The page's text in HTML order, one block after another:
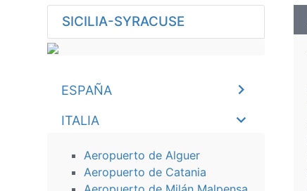
SICILIA-SYRACUSE
ESPAÑA
ITALIA
Aeropuerto de Alguer
Aeropuerto de Catania